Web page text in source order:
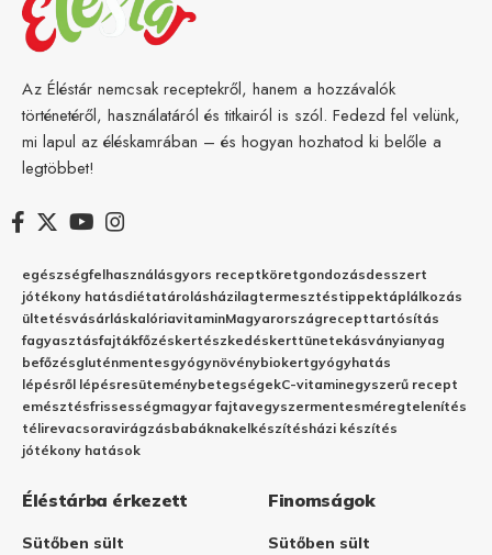
Az Éléstár nemcsak receptekről, hanem a hozzávalók
történetéről, használatáról és titkairól is szól. Fedezd fel velünk,
mi lapul az éléskamrában – és hogyan hozhatod ki belőle a
legtöbbet!
egészségfelhasználásgyors receptköretgondozásdesszert
jótékony hatásdiétatárolásházilagtermesztéstippektáplálkozás
ültetésvásárláskalóriavitaminMagyarországrecepttartósítás
fagyasztásfajtákfőzéskertészkedéskerttünetekásványianyag
befőzésgluténmentesgyógynövénybiokertgyógyhatás
lépésről lépésresüteménybetegségekC-vitaminegyszerű recept
emésztésfrissességmagyar fajtavegyszermentesméregtelenítés
télirevacsoravirágzásbabáknakelkészítésházi készítés
jótékony hatások
Éléstárba érkezett
Sütőben sült
Finomságok
Sütőben sült